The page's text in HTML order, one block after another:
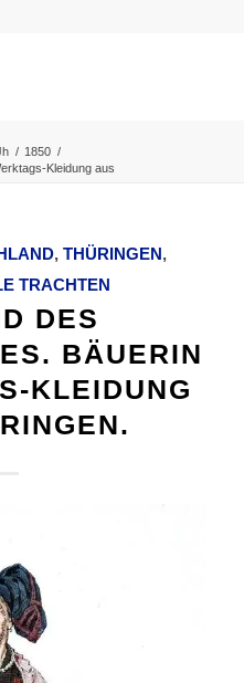
/ 1850 /
Kleidung aus
, THÜRINGEN,
TRACHTEN
DES
BÄUERIN
KLEIDUNG